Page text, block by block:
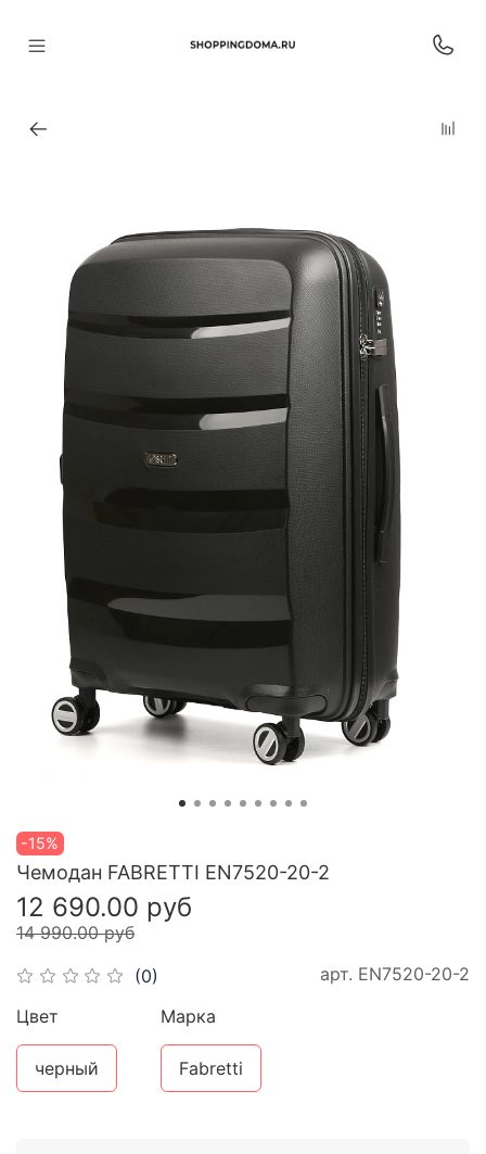
-15%
(0) арт. EN7520-20-2
Чемодан FABRETTI EN7520-20-2
12 690.00 руб
14 990.00 руб
Цвет
черный
Марка
Fabretti